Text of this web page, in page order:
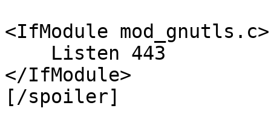
<IfModule mod_gnutls.c>
</IfModule>
[/spoiler]